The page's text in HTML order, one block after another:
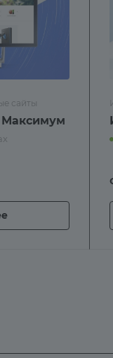
сайты
Максимум